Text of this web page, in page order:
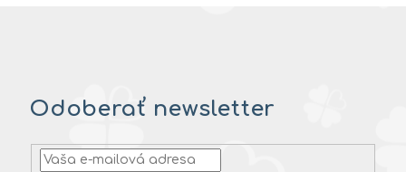
Odoberať newsletter